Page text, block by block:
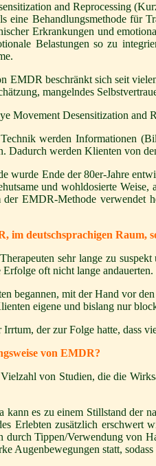
and Reprocessing
eine Behandlungsmethode für
Erkrankungen und
Belastungen so zu
EMDR beschränkt sich seit
mangelndes
Movement Desensitization and
werden Informationen
Dadurch werden Klienten von
wurde Ende der 80er-Jahre
und wohldosierte Weise,
EMDR-Methode verwendet
im deutschsprachigen Raum,
sehr lange zu
Erfolge oft nicht lange
begannen, mit der Hand vor
eigene und bislang nur
Irrtum, der zur Folge hatte, dass
von EMDR?
von Studien, die die
kann es zu einem Stillstand der
Erlebten zusätzlich erschwert
durch Tippen/Verwendung von
Augenbewegungen statt,